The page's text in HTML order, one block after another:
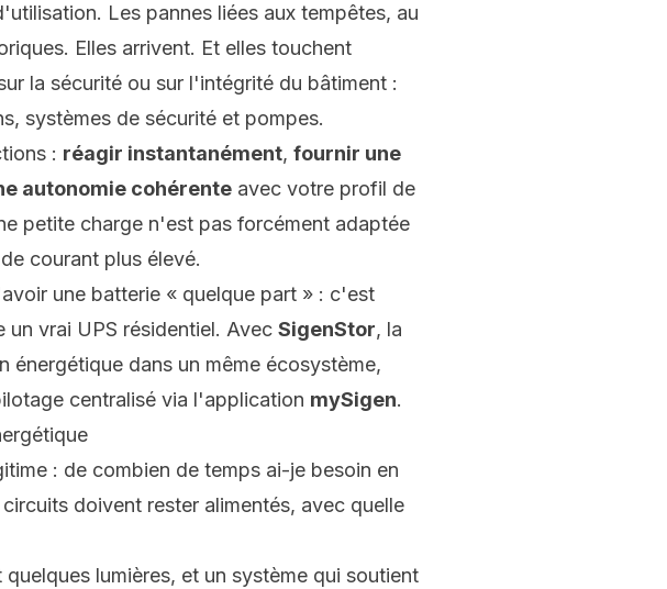
Les pannes liées aux tempêtes, au
Elles arrivent. Et elles touchent
la sécurité ou sur l'intégrité du bâtiment :
systèmes de sécurité et pompes.
: réagir instantanément, fournir une
autonomie cohérente avec votre profil de
petite charge n'est pas forcément adaptée
courant plus élevé.
une batterie « quelque part » : c'est
un vrai UPS résidentiel. Avec SigenStor, la
énergétique dans un même écosystème,
centralisé via l'application mySigen.
: de combien de temps ai-je besoin en
doivent rester alimentés, avec quelle
lumières, et un système qui soutient